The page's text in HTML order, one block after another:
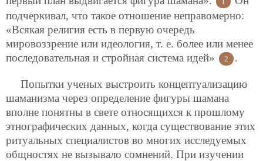
подчеркивал, что такое отношение неправомерно:
«Всякая религия есть в первую очередь
мировоззрение или идеология, т. е. более или менее
последовательная и стройная система идей»
2 .
Попытки ученых выстроить концептуализацию
шаманизма через определение фигуры шамана
вполне понятны в свете относящихся к прошлому
этнографических данных, когда существование этих
ритуальных специалистов во многих исследуемых
общностях не вызывало сомнений. При изучении